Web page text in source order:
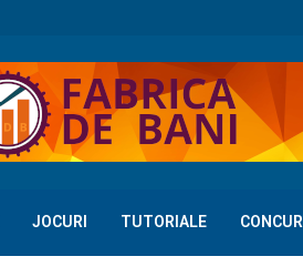
JOCURI TUTORIALE